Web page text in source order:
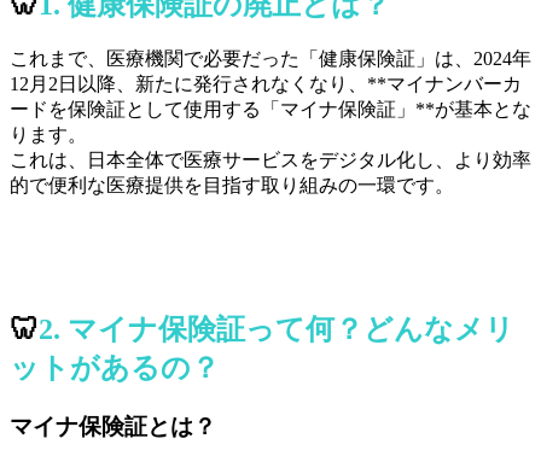
これまで、医療機関で必要だった「健康保険証」は、2024年
12月2日以降、新たに発行されなくなり、**マイナンバーカ
ードを保険証として使用する「マイナ保険証」**が基本とな
ります。
これは、日本全体で医療サービスをデジタル化し、より効率
的で便利な医療提供を目指す取り組みの一環です。
🦷2. マイナ保険証って何？どんなメリ
ットがあるの？
マイナ保険証とは？